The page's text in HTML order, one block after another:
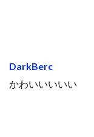
DarkBerc
かわいいいいい